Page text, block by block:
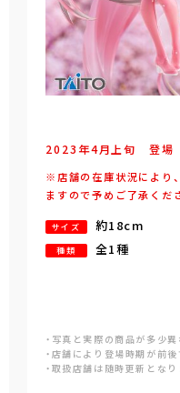
2023年4月 上旬 登場
※店舗の在庫状況により
ますので予めご了承くだ
サイズ 約18cm
種類 全1種
・写真と実際の商品が多少
・店舗により登場時期が前
・取扱店舗は随時更新となり